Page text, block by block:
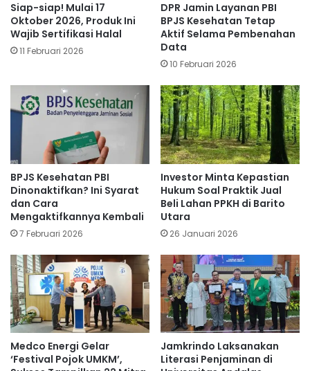
Siap-siap! Mulai 17
Oktober 2026, Produk Ini
Wajib Sertifikasi Halal
11 Februari 2026
DPR Jamin Layanan PBI
BPJS Kesehatan Tetap
Aktif Selama Pembenahan
Data
10 Februari 2026
BPJS Kesehatan PBI
Dinonaktifkan? Ini Syarat
dan Cara
Mengaktifkannya Kembali
7 Februari 2026
Investor Minta Kepastian
Hukum Soal Praktik Jual
Beli Lahan PPKH di Barito
Utara
26 Januari 2026
Medco Energi Gelar
‘Festival Pojok UMKM’,
Jamkrindo Laksanakan
Literasi Penjaminan di